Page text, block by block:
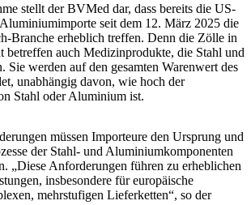
stellt der BVMed dar, dass bereits die US-
seit dem 12. März 2025 die
Branche erheblich treffen. Denn die Zölle in
betreffen auch Medizinprodukte, die Stahl und
Sie werden auf den gesamten Warenwert des
unabhängig davon, wie hoch der
Stahl oder Aluminium ist.
müssen Importeure den Ursprung und
der Stahl- und Aluminiumkomponenten
„Diese Anforderungen führen zu erheblichen
insbesondere für europäische
mehrstufigen Lieferketten“, so der